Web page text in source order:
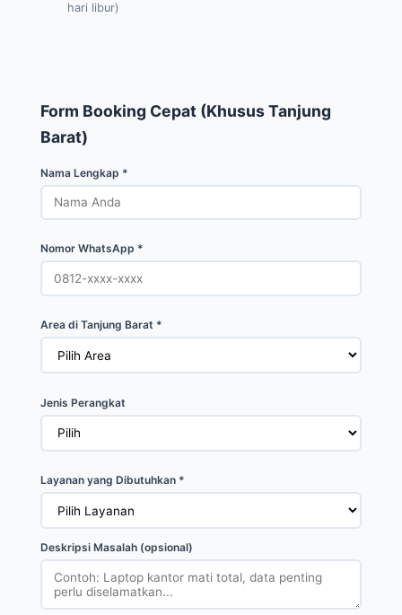
hari libur)
Form Booking Cepat (Khusus Tanjung
Barat)
Nama Lengkap *
Nomor WhatsApp *
Area di Tanjung Barat *
Jenis Perangkat
Layanan yang Dibutuhkan *
Deskripsi Masalah (opsional)